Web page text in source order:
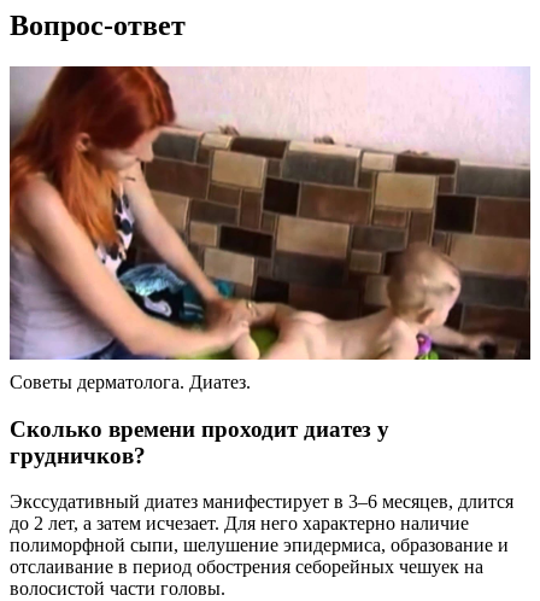
Вопрос-ответ
Советы дерматолога. Диатез.
Сколько времени проходит диатез у
грудничков?
Экссудативный диатез манифестирует в 3–6 месяцев, длится
до 2 лет, а затем исчезает. Для него характерно наличие
полиморфной сыпи, шелушение эпидермиса, образование и
отслаивание в период обострения себорейных чешуек на
волосистой части головы.